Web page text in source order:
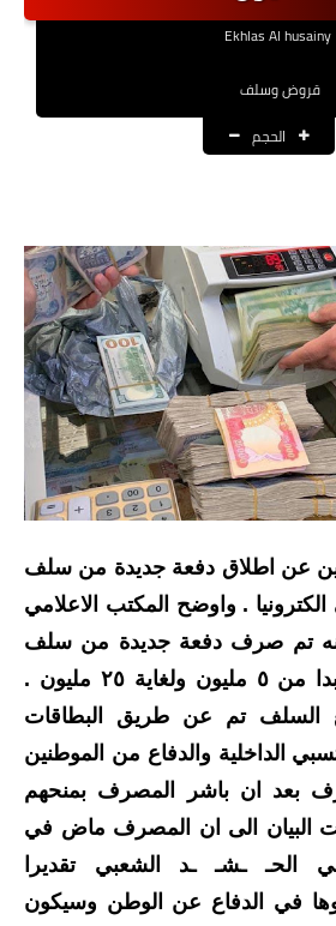
نتائج التعيينات
الرواتب والقروض
القروض والسلف
المنح المالية
قطع الاراضي
اخبار العراق
الاخبار السياسية
الاخبار الامنية
الاخبار الاقتصادية
الاخبار الرياضية
المدارس
اخبار وقرارات وزارة التربية
نتائج الامتحانات
المرحلة الابتدائية
المرحلة المتوسطة
Ekhlas Al husainy
قروض وسلف
الحجم
عن اطلاق دفعة جديدة من سلف
الكترونيا . واوضح المكتب الاعلامي
تم صرف دفعة جديدة من سلف
الحـ *ـشــ ـد التي تبدا من ٥ مليون ولغاية ٢٥ مليون .
السلف تم عن طريق البطاقات
الداخلية والدفاع من الموطنين
بعد ان باشر المصرف بمنحهم
البيان الى ان المصرف ماض في
الحـ ـشـ ـد الشعبي تقديرا
في الدفاع عن الوطن وسيكون